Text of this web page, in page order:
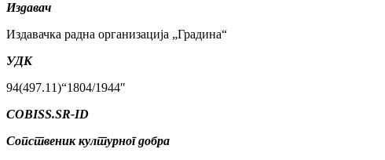
Издавач
Издавачка радна организација „Градина“
УДК
94(497.11)“1804/1944″
COBISS.SR-ID
Сопственик културног добра